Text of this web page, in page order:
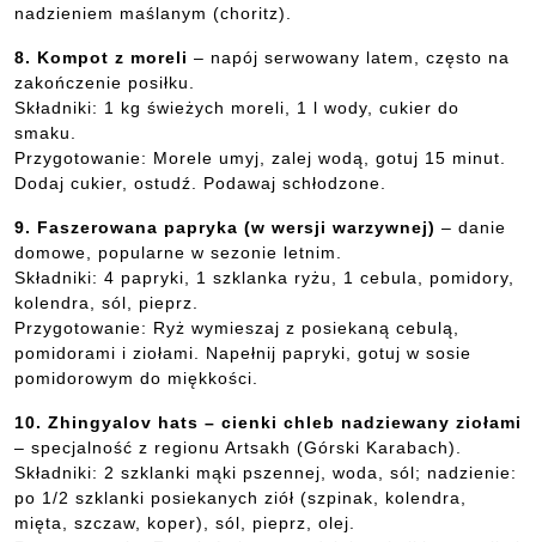
nadzieniem maślanym (choritz).
8. Kompot z moreli – napój serwowany latem, często na
zakończenie posiłku.
Składniki: 1 kg świeżych moreli, 1 l wody, cukier do
smaku.
Przygotowanie: Morele umyj, zalej wodą, gotuj 15 minut.
Dodaj cukier, ostudź. Podawaj schłodzone.
9. Faszerowana papryka (w wersji warzywnej) – danie
domowe, popularne w sezonie letnim.
Składniki: 4 papryki, 1 szklanka ryżu, 1 cebula, pomidory,
kolendra, sól, pieprz.
Przygotowanie: Ryż wymieszaj z posiekaną cebulą,
pomidorami i ziołami. Napełnij papryki, gotuj w sosie
pomidorowym do miękkości.
10. Zhingyalov hats – cienki chleb nadziewany ziołami
– specjalność z regionu Artsakh (Górski Karabach).
Składniki: 2 szklanki mąki pszennej, woda, sól; nadzienie:
po 1/2 szklanki posiekanych ziół (szpinak, kolendra,
mięta, szczaw, koper), sól, pieprz, olej.